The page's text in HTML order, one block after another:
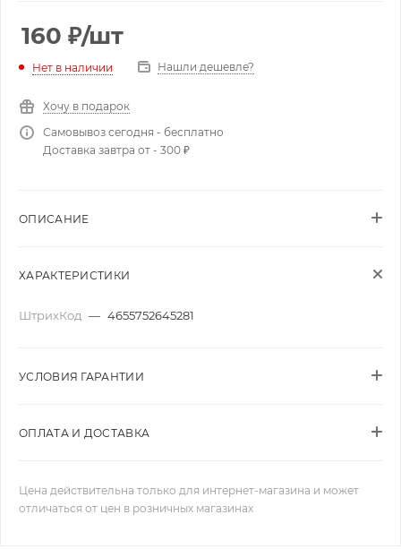
160 ₽/шт
Нет в наличии Нашли дешевле?
Хочу в подарок
Самовывоз сегодня - бесплатно
Доставка завтра от - 300 ₽
ОПИСАНИЕ
ХАРАКТЕРИСТИКИ
ШтрихКод — 4655752645281
УСЛОВИЯ ГАРАНТИИ
ОПЛАТА И ДОСТАВКА
Цена действительна только для интернет-магазина и может
отличаться от цен в розничных магазинах